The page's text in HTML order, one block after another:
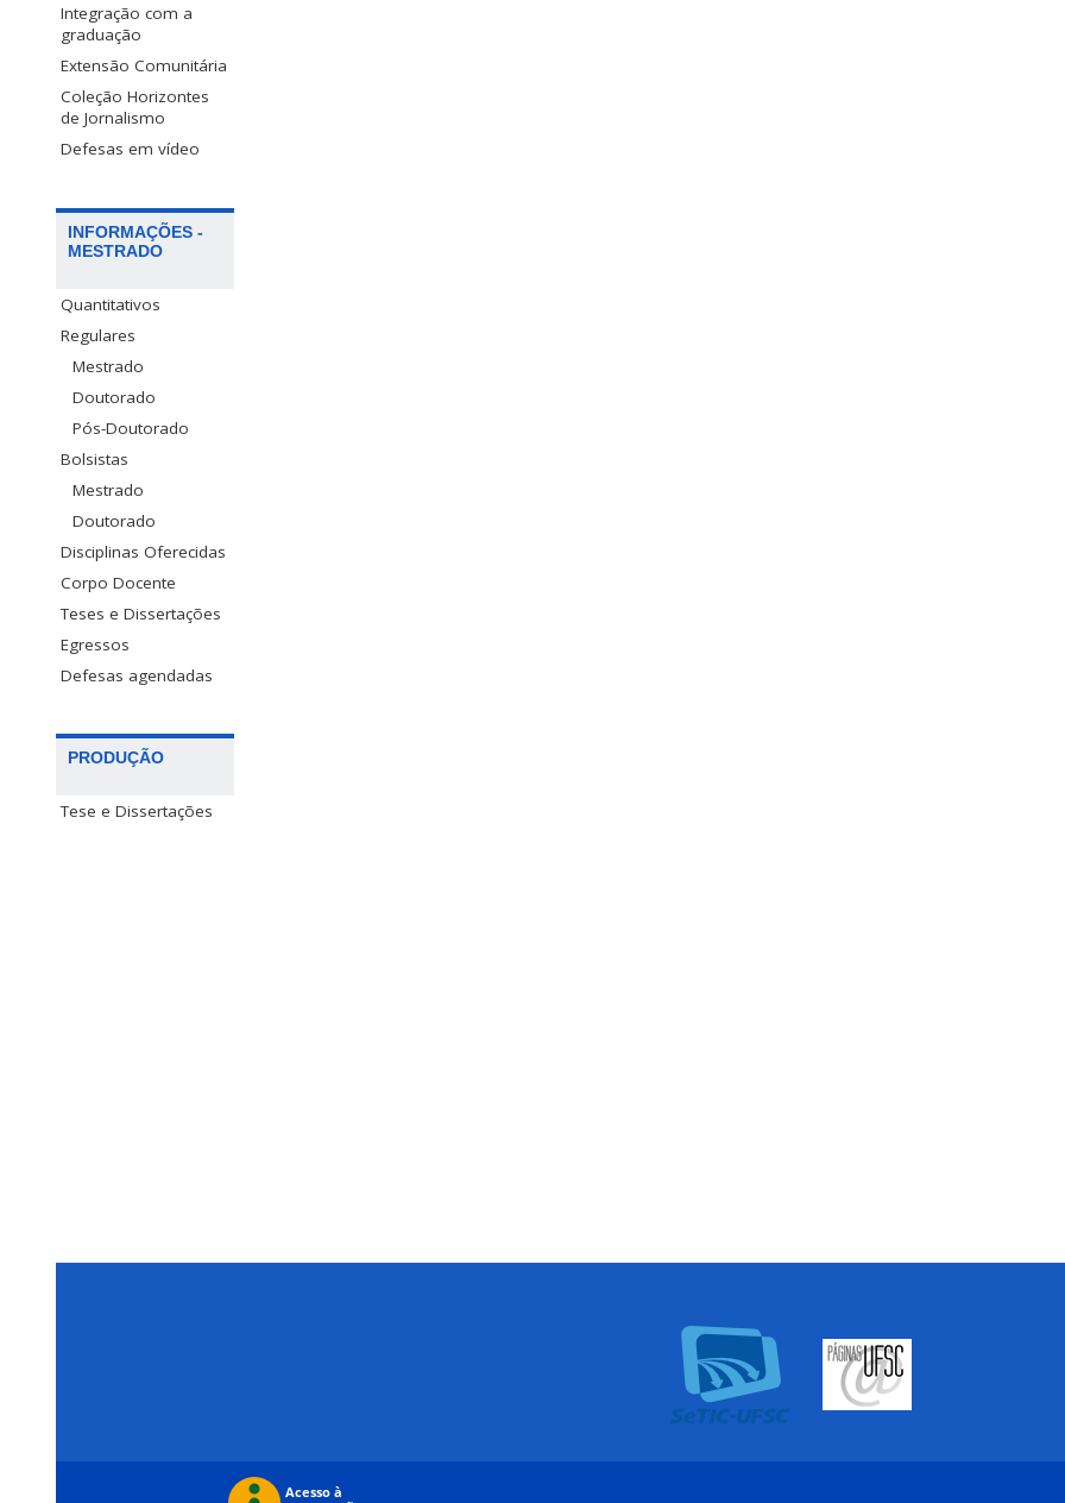
Integração com a
graduação
Extensão Comunitária
Coleção Horizontes
de Jornalismo
Defesas em vídeo
INFORMAÇÕES -
MESTRADO
Quantitativos
Regulares
Mestrado
Doutorado
Pós-Doutorado
Bolsistas
Mestrado
Doutorado
Disciplinas Oferecidas
Corpo Docente
Teses e Dissertações
Egressos
Defesas agendadas
PRODUÇÃO
Tese e Dissertações